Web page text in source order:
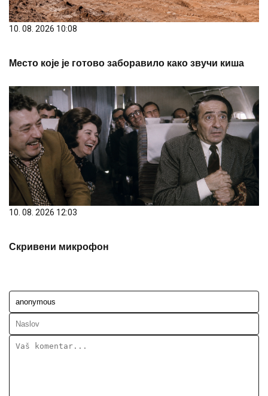
10. 08. 2026 10:08
Место које је готово заборавило како звучи киша
10. 08. 2026 12:03
Скривени микрофон